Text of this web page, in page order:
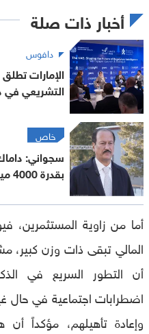
أخبار ذات صلة
دافوس
الإمارات
التشريعي
خاص
سجواني:
بقدرة 4000 ميغا
أما من زاوية المستثمرين،
المالي تبقى ذات وزن كبير،
أن التطور السريع في
اضطرابات اجتماعية في حال
وإعادة تأهيلهم، مؤكداً أن